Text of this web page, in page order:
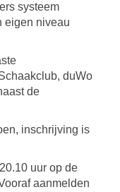
systeem
eigen niveau
duWo
de
inschrijving is
uur op de
aanmelden